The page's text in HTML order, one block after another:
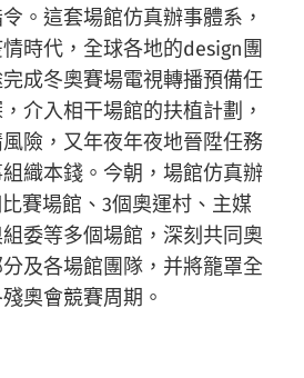
。這套場館仿真辦事體系，
時代，全球各地的design團
成冬奧賽場電視轉播預備任
介入相干場館的扶植計劃，
險，又年夜年夜地晉陞任務
織本錢。今朝，場館仿真辦
賽場館、3個奧運村、主媒
委等多個場館，深刻共同奧
及各場館團隊，并將籠罩全
奧會競賽周期。